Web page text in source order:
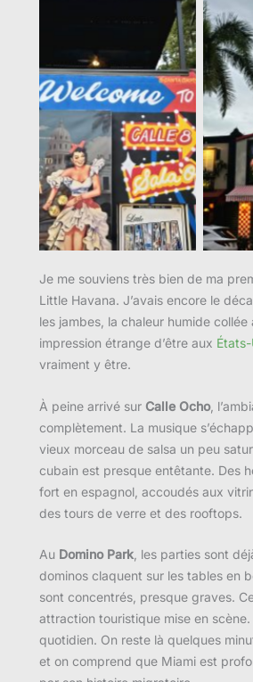
Aucune légende
Je me souviens très bien de ma
Little Havana. J’avais encore le
les jambes, la chaleur humide
impression étrange d’être aux
vraiment y être.
À peine arrivé sur Calle Ocho,
complètement. La musique
vieux morceau de salsa un peu
cubain est presque entêtante. Des
fort en espagnol, accoudés aux
des tours de verre et des rooftops.
Au Domino Park , les parties sont
dominos claquent sur les tables en
sont concentrés, presque graves.
attraction touristique mise en scène.
quotidien. On reste là quelques
et on comprend que Miami est